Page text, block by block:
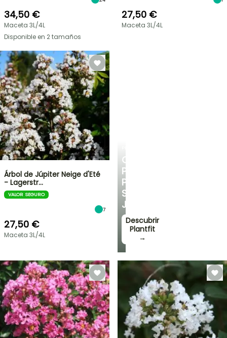
CONSEJOS
PERSONALIZADOS
PARA
SU
JARDÍN
Descubrir
Plantfit
→
34,50 €
Maceta 3L/4L
Disponible en 2 tamaños
27,50 €
Maceta 3L/4L
Árbol de Júpiter Neige d'Eté
- Lagerstr…
VALOR SEGURO
7
27,50 €
Maceta 3L/4L